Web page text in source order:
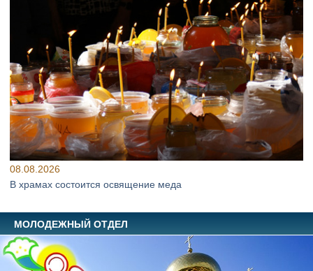
08.08.2026
В храмах состоится освящение меда
МОЛОДЕЖНЫЙ ОТДЕЛ